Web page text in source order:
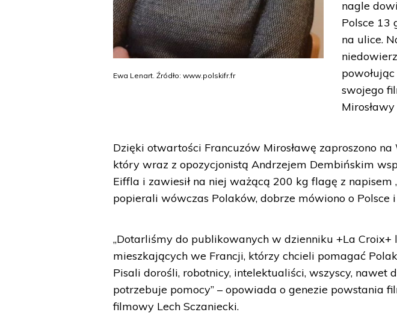
Ewa Lenart. Źródło: www.polskifr.fr
nagle
Polsce 13
na ulice.
swojego
Dzięki otwartości Francuzów Mirosławę zaproszono
który wraz z opozycjonistą Andrzejem Dembińskim
Eiffla i zawiesił na niej ważącą 200 kg flagę z napisem
popierali wówczas Polaków, dobrze mówiono o Polsce
„Dotarliśmy do publikowanych w dzienniku +La
mieszkających we Francji, którzy chcieli pomagać
Pisali dorośli, robotnicy, intelektualiści, wszyscy, nawet
potrzebuje pomocy” – opowiada o genezie powstania
filmowy Lech Sczaniecki.